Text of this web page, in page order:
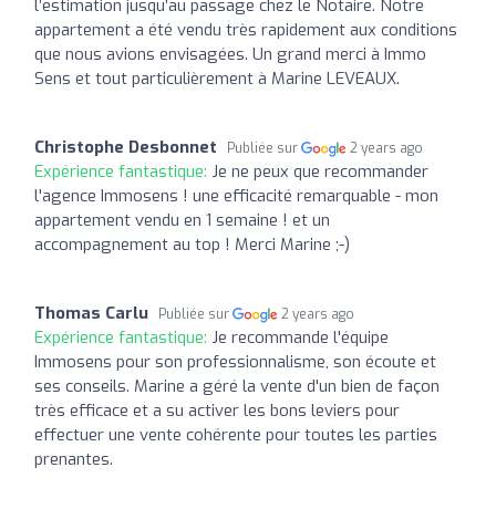
l’estimation jusqu’au passage chez le Notaire. Notre
appartement a été vendu très rapidement aux conditions
que nous avions envisagées. Un grand merci à Immo
Sens et tout particulièrement à Marine LEVEAUX.
Christophe Desbonnet Publiée sur 2 years ago
Expérience fantastique: Je ne peux que recommander
l'agence Immosens ! une efficacité remarquable - mon
appartement vendu en 1 semaine ! et un
accompagnement au top ! Merci Marine ;-)
Thomas Carlu Publiée sur 2 years ago
Expérience fantastique: Je recommande l'équipe
Immosens pour son professionnalisme, son écoute et
ses conseils. Marine a géré la vente d'un bien de façon
très efficace et a su activer les bons leviers pour
effectuer une vente cohérente pour toutes les parties
prenantes.